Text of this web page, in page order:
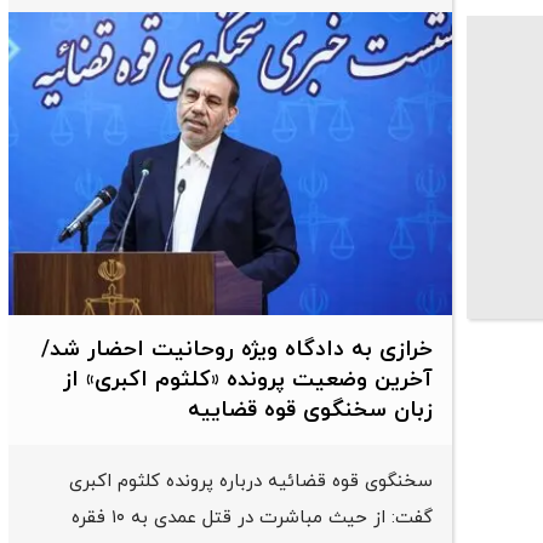
خرازی به دادگاه ویژه روحانیت احضار شد/
آخرین وضعیت پرونده «کلثوم اکبری» از
زبان سخنگوی قوه قضاییه
سخنگوی قوه قضائیه درباره پرونده کلثوم اکبری
گفت: از حیث مباشرت در قتل عمدی به ۱۰ فقره